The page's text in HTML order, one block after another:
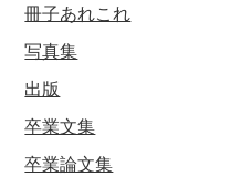
冊子あれこれ
写真集
出版
卒業文集
卒業論文集